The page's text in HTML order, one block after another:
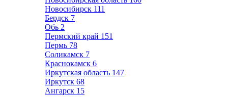
Новосибирск 111
Бердск 7
Обь 2
Пермский край 151
Пермь 78
Соликамск 7
Краснокамск 6
Иркутская область 147
Иркутск 68
Ангарск 15